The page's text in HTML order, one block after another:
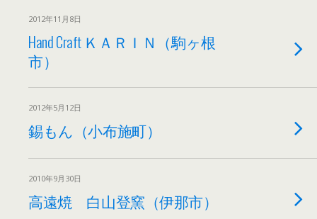
2012年11月8日
Hand Craft ＫＡＲＩＮ（駒ヶ根
市）
2012年5月12日
錫もん（小布施町）
2010年9月30日
高遠焼 白山登窯（伊那市）